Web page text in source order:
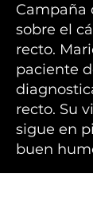
Campaña
sobre el
recto.
paciente
recto. Su
sigue en
buen